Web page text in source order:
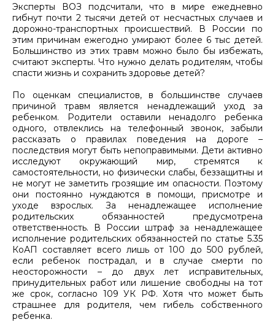
Эксперты ВОЗ подсчитали, что в мире ежедневно
гибнут почти 2 тысячи детей от несчастных случаев и
дорожно-транспортных происшествий. В России по
этим причинам ежегодно умирают более 6 тыс детей.
Большинство из этих травм можно было бы избежать,
считают эксперты. Что нужно делать родителям, чтобы
спасти жизнь и сохранить здоровье детей?
По оценкам специалистов, в большинстве случаев
причиной травм является ненадлежащий уход за
ребенком. Родители оставили ненадолго ребенка
одного, отвлеклись на телефонный звонок, забыли
рассказать о правилах поведения на дороге –
последствия могут быть непоправимыми. Дети активно
исследуют окружающий мир, стремятся к
самостоятельности, но физически слабы, беззащитны и
не могут не заметить грозящие им опасности. Поэтому
они постоянно нуждаются в помощи, присмотре и
уходе взрослых. За ненадлежащее исполнение
родительских обязанностей предусмотрена
ответственность. В России штраф за ненадлежащее
исполнение родительских обязанностей по статье 5.35
КоАП составляет всего лишь от 100 до 500 рублей,
если ребенок пострадал, и в случае смерти по
неосторожности – до двух лет исправительных,
принудительных работ или лишение свободны на тот
же срок, согласно 109 УК РФ. Хотя что может быть
страшнее для родителя, чем гибель собственного
ребенка.